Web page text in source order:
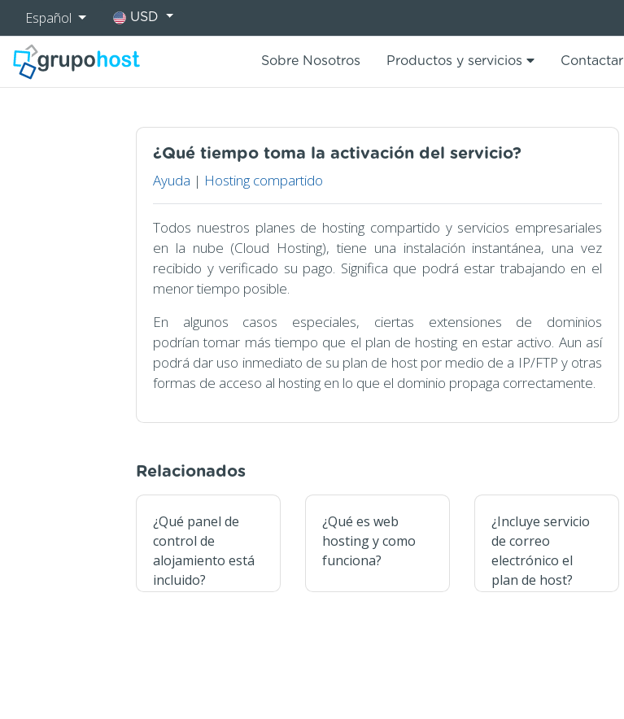
Español USD
Sobre Nosotros Productos y servicios Contactar
¿Qué tiempo toma la activación del servicio?
Ayuda | Hosting compartido
Todos nuestros planes de hosting compartido y servicios empresariales
en la nube (Cloud Hosting), tiene una instalación instantánea, una vez
recibido y verificado su pago. Significa que podrá estar trabajando en el
menor tiempo posible.
En algunos casos especiales, ciertas extensiones de dominios
podrían tomar más tiempo que el plan de hosting en estar activo. Aun así
podrá dar uso inmediato de su plan de host por medio de a IP/FTP y otras
formas de acceso al hosting en lo que el dominio propaga correctamente.
Relacionados
¿Qué panel de
control de
alojamiento está
incluido?
¿Qué es web
hosting y como
funciona?
¿Incluye servicio
de correo
electrónico el
plan de host?